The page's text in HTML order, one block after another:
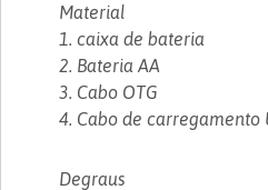
Material
1. caixa de bateria
2. Bateria AA
3. Cabo OTG
4. Cabo de carregamento
Degraus